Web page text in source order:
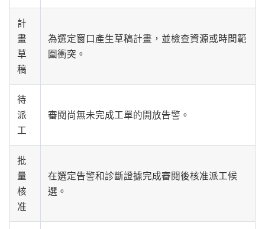
計
畫
草
稿
為選定窗口產生草稿計畫，並檢查資源或時間範
圍衝突。
待
派
工
審閱尚無未完成工單的開放告警。
批
量
核
准
在選定告警和診斷證據完成審閱後核准派工候
選。